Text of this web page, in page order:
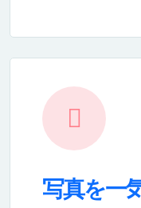
写真を一